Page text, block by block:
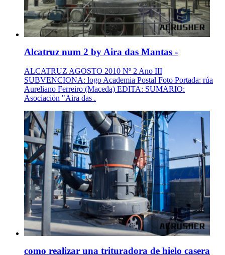
Alcatruz num 2 by Aira das Mantas -
ALCATRUZ AGOSTO 2010 Nº 2 Ano III
SUBVENCIONA: logo Academia Postal Foto Portada: rúa
Aureliano Ferreiro (Maceda) EDITA: SUMARIO:
Asociación "Aira das .
como realizar una trituradora de hielo casera